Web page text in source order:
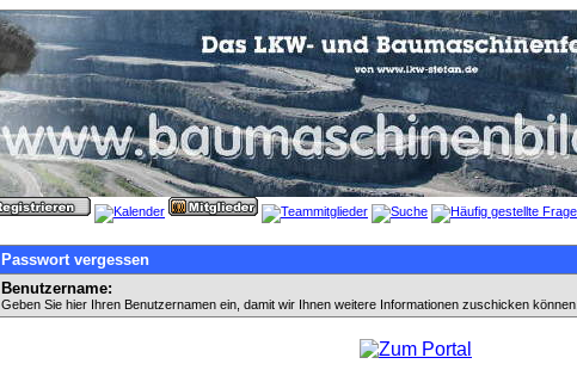
Passwort vergessen
Benutzername:
Geben Sie hier Ihren Benutzernamen ein, damit wir Ihnen weitere Informationen zuschicken können.